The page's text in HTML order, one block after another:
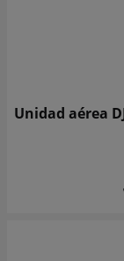
Unidad aérea